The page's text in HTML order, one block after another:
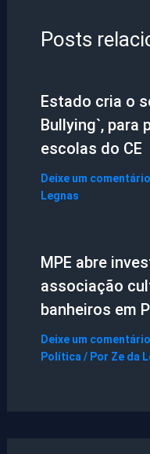
Posts
Estado cria o
Bullying`, para
escolas do CE
Deixe um comentário
Legnas
MPE abre
associação
banheiros em
Deixe um comentário
Política / Por Ze da